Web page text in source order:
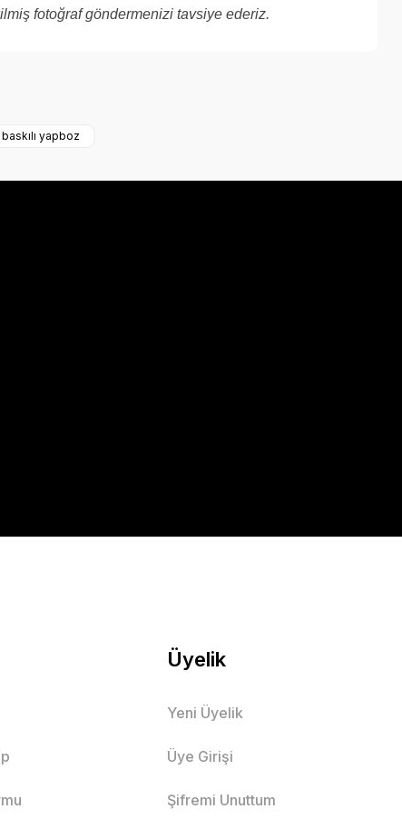
fotoğraf göndermenizi tavsiye ederiz.
baskılı yapboz
Üyelik
Yeni Üyelik
Üye Girişi
Şifremi Unuttum